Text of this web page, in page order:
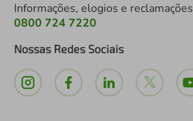
Informações, elogios e reclamações
0800 724 7220
Nossas Redes Sociais